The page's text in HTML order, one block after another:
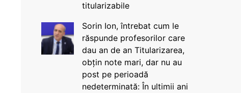
titularizabile
Sorin Ion, întrebat cum le
răspunde profesorilor care
dau an de an Titularizarea,
obțin note mari, dar nu au
post pe perioadă
nedeterminată: În ultimii ani